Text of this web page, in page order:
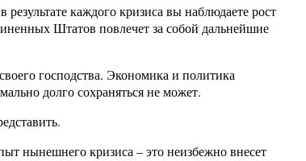
каждого кризиса вы наблюдаете рост
Штатов повлечет за собой дальнейшие
господства. Экономика и политика
долго сохраняться не может.
нынешнего кризиса – это неизбежно внесет